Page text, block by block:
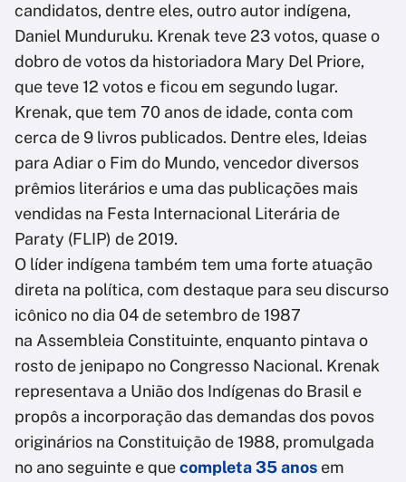
candidatos, dentre eles, outro autor indígena,
Daniel Munduruku. Krenak teve 23 votos, quase o
dobro de votos da historiadora Mary Del Priore,
que teve 12 votos e ficou em segundo lugar.
Krenak, que tem 70 anos de idade, conta com
cerca de 9 livros publicados. Dentre eles, Ideias
para Adiar o Fim do Mundo, vencedor diversos
prêmios literários e uma das publicações mais
vendidas na Festa Internacional Literária de
Paraty (FLIP) de 2019.
O líder indígena também tem uma forte atuação
direta na política, com destaque para seu discurso
icônico no dia 04 de setembro de 1987
na Assembleia Constituinte, enquanto pintava o
rosto de jenipapo no Congresso Nacional. Krenak
representava a União dos Indígenas do Brasil e
propôs a incorporação das demandas dos povos
originários na Constituição de 1988, promulgada
no ano seguinte e quecompleta 35 anos em